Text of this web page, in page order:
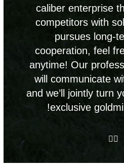
caliber enterprise
competitors with
pursues long-
cooperation, feel
anytime! Our
will communicate
and we’ll jointly turn
exclusive